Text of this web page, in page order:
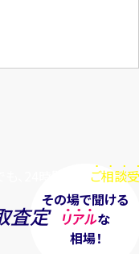
ご相談
その場で聞ける
リアルな
相場！
査定